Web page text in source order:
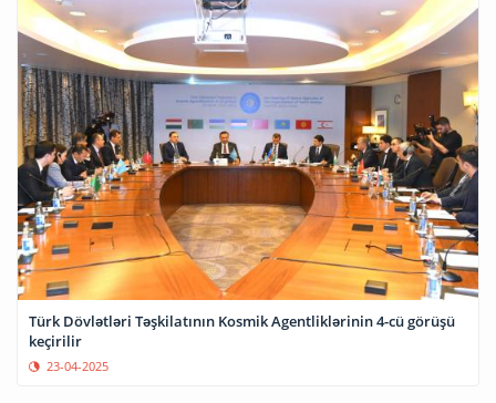
Türk Dövlətləri Təşkilatının Kosmik Agentliklərinin 4-cü görüşü
keçirilir
23-04-2025